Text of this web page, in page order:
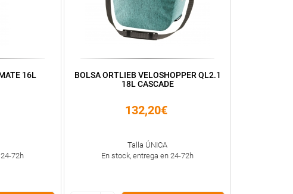
16L
72h
BOLSA ORTLIEB VELOSHOPPER QL2.1
18L CASCADE
132,20€
Talla ÚNICA
En stock, entrega en 24-72h